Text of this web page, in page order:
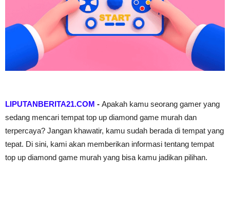
LIPUTANBERITA21.COM - Apakah kamu seorang gamer yang
sedang mencari tempat top up diamond game murah dan
terpercaya? Jangan khawatir, kamu sudah berada di tempat yang
tepat. Di sini, kami akan memberikan informasi tentang tempat
top up diamond game murah yang bisa kamu jadikan pilihan.